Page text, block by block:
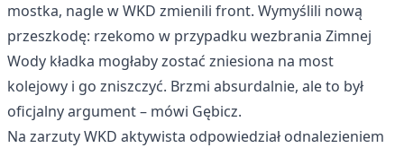
mostka, nagle w WKD zmienili front. Wymyślili nową
przeszkodę: rzekomo w przypadku wezbrania Zimnej
Wody kładka mogłaby zostać zniesiona na most
kolejowy i go zniszczyć. Brzmi absurdalnie, ale to był
oficjalny argument – mówi Gębicz.
Na zarzuty WKD aktywista odpowiedział odnalezieniem